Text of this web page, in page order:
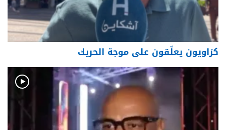
كزاويون يعلّقون على موجة الحريك